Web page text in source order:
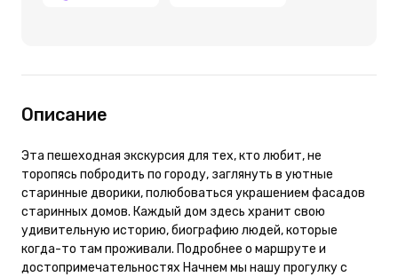
Описание
Эта пешеходная экскурсия для тех, кто любит, не
торопясь побродить по городу, заглянуть в уютные
старинные дворики, полюбоваться украшением фасадов
старинных домов. Каждый дом здесь хранит свою
удивительную историю, биографию людей, которые
когда-то там проживали. Подробнее о маршруте и
достопримечательностях Начнем мы нашу прогулку с